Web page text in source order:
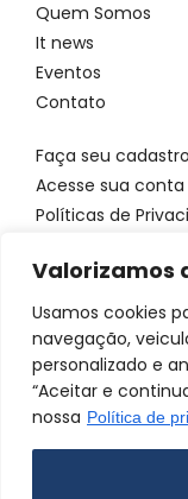
Valorizamos
Usamos cookies
navegação,
personalizado e
“Aceitar e
nossa Política de
Quem Somos
It news
Eventos
Contato
Faça seu cadastro
Acesse sua conta
Políticas de
Entre em
Email:
© 2025 IT brands -
COMERCIO E